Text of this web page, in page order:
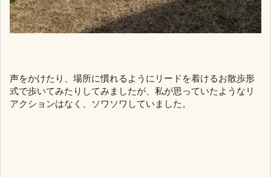
声をかけたり、場所に慣れるようにリードを着けるお散歩形
式で歩いてみたりしてみましたが、私が思っていたようなリ
アクションはなく、ソワソワしていました。